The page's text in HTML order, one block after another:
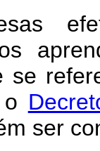
se
ser